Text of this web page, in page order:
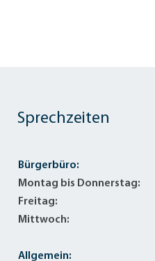
Sprechzeiten
Bürgerbüro:
Montag bis Donnerstag:
Freitag:
Mittwoch:
Allgemein: